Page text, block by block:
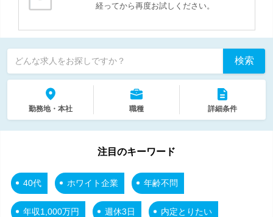
経ってから再度お試しください。
どんな求人をお探しですか？ 検索
勤務地・本社 職種 詳細条件
注目のキーワード
40代 ホワイト企業 年齢不問
年収1,000万円 週休3日 内定とりたい